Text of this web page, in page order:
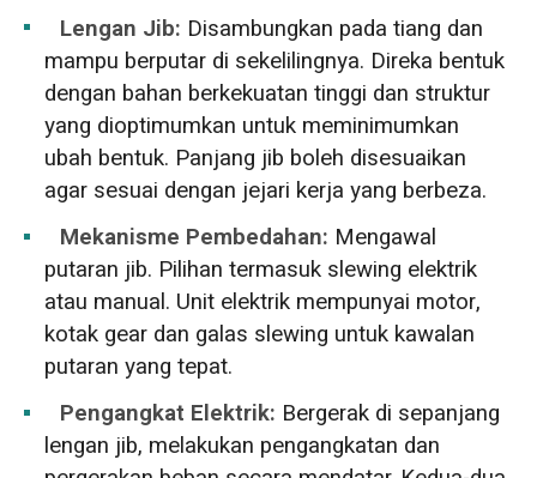
Lengan Jib: Disambungkan pada tiang dan
mampu berputar di sekelilingnya. Direka bentuk
dengan bahan berkekuatan tinggi dan struktur
yang dioptimumkan untuk meminimumkan
ubah bentuk. Panjang jib boleh disesuaikan
agar sesuai dengan jejari kerja yang berbeza.
Mekanisme Pembedahan: Mengawal
putaran jib. Pilihan termasuk slewing elektrik
atau manual. Unit elektrik mempunyai motor,
kotak gear dan galas slewing untuk kawalan
putaran yang tepat.
Pengangkat Elektrik: Bergerak di sepanjang
lengan jib, melakukan pengangkatan dan